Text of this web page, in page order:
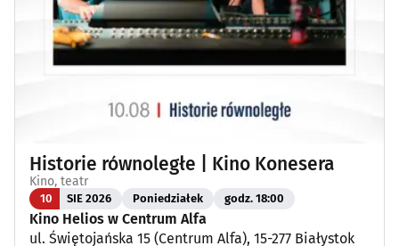
Historie równoległe | Kino Konesera
Kino, teatr
10 SIE 2026 Poniedziałek godz. 18:00
Kino Helios w Centrum Alfa
ul. Świętojańska 15 (Centrum Alfa), 15-277 Białystok